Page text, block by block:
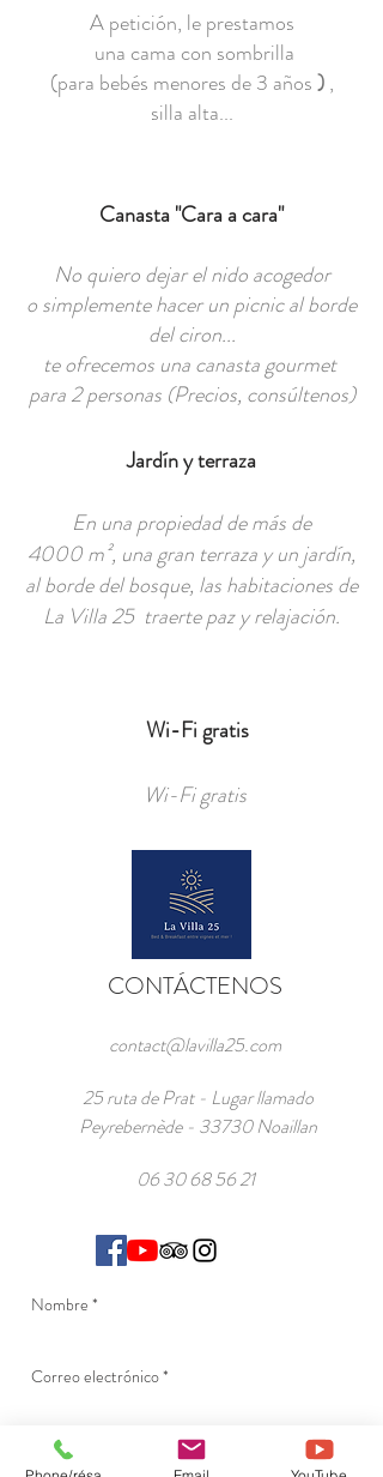
A petición, le prestamos
una cama con sombrilla
(para bebés menores de 3 años),
silla alta...
Canasta "Cara a cara"
No quiero dejar el nido acogedor
o simplemente hacer un picnic al borde
del ciron...
te ofrecemos una canasta gourmet
para 2 personas (Precios, consúltenos)
Jardín y terraza
En una propiedad de más de
4000 m², una gran terraza y un jardín,
al borde del bosque, las habitaciones de
La Villa 25 traerte paz y relajación.
Wi-Fi gratis
Wi-Fi gratis
CONTÁCTENOS
contact@lavilla25.com
25 ruta de Prat - Lugar llamado
Peyrebernède - 33730 Noaillan
06 30 68 56 21